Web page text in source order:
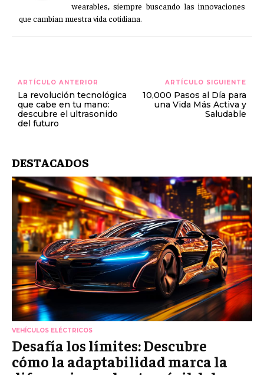
wearables, siempre buscando las innovaciones
que cambian nuestra vida cotidiana.
ARTÍCULO ANTERIOR
La revolución tecnológica
que cabe en tu mano:
descubre el ultrasonido
del futuro
ARTÍCULO SIGUIENTE
10,000 Pasos al Día para
una Vida Más Activa y
Saludable
DESTACADOS
VEHÍCULOS ELÉCTRICOS
Desafía los límites: Descubre
cómo la adaptabilidad marca la